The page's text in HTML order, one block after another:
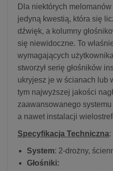
Dla niektórych
jedyną kwestią, która się
dźwięk, a kolumny
się niewidoczne. To
wymagających
stworzył serię głośników
ukryjesz je w ścianach lub
tym najwyższej jakości
zaawansowanego
a nawet instalacji
Specyfikacja Techniczna:
System: 2-drożny,
Głośniki: